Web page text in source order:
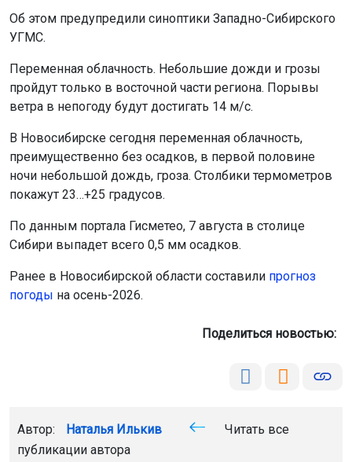
Об этом предупредили синоптики Западно-Сибирского
УГМС.
Переменная облачность. Небольшие дожди и грозы
пройдут только в восточной части региона. Порывы
ветра в непогоду будут достигать 14 м/с.
В Новосибирске сегодня переменная облачность,
преимущественно без осадков, в первой половине
ночи небольшой дождь, гроза. Столбики термометров
покажут 23…+25 градусов.
По данным портала Гисметео, 7 августа в столице
Сибири выпадет всего 0,5 мм осадков.
Ранее в Новосибирской области составили прогноз
погоды на осень-2026.
Поделиться новостью:
Автор: Наталья Илькив
Читать все
публикации автора